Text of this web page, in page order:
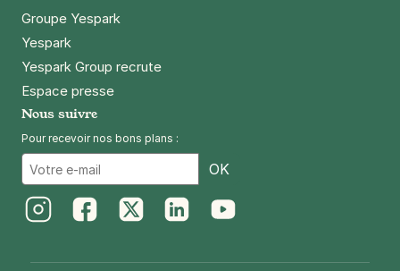
Groupe Yespark
Yespark
Yespark Group recrute
Espace presse
Nous suivre
Pour recevoir nos bons plans :
OK